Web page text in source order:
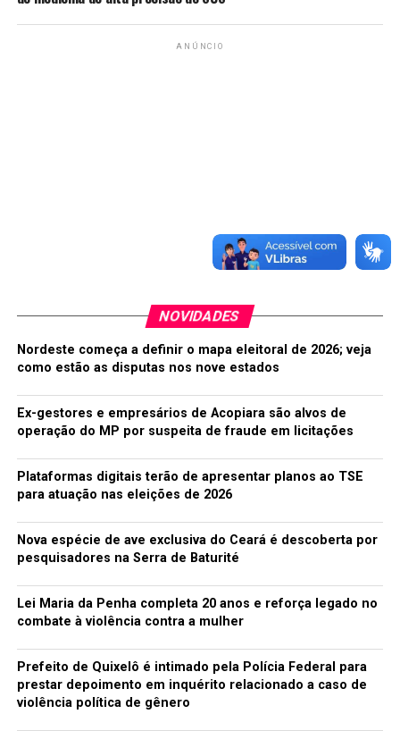
ANÚNCIO
NOVIDADES
Nordeste começa a definir o mapa eleitoral de 2026; veja
como estão as disputas nos nove estados
Ex-gestores e empresários de Acopiara são alvos de
operação do MP por suspeita de fraude em licitações
Plataformas digitais terão de apresentar planos ao TSE
para atuação nas eleições de 2026
Nova espécie de ave exclusiva do Ceará é descoberta por
pesquisadores na Serra de Baturité
Lei Maria da Penha completa 20 anos e reforça legado no
combate à violência contra a mulher
Prefeito de Quixelô é intimado pela Polícia Federal para
prestar depoimento em inquérito relacionado a caso de
violência política de gênero